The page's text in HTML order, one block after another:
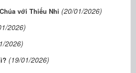
với Thiếu Nhi (20/01/2026)
2026)
2026)
(19/01/2026)